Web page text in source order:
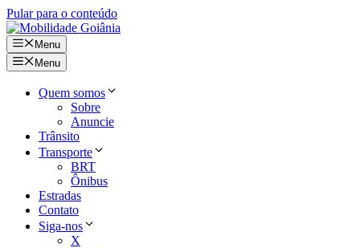
Pular para o conteúdo
Menu
Menu
Quem somos
Sobre
Anuncie
Trânsito
Transporte
BRT
Ônibus
Estradas
Contato
Siga-nos
X